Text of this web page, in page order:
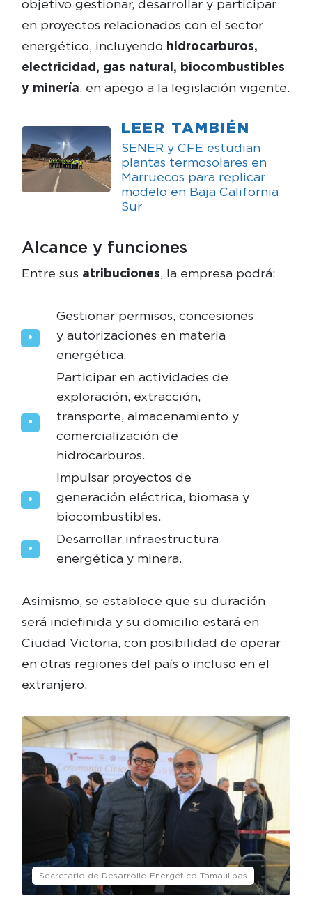
objetivo gestionar, desarrollar y participar
en proyectos relacionados con el sector
energético, incluyendo hidrocarburos,
electricidad, gas natural, biocombustibles
y minería, en apego a la legislación vigente.
LEER TAMBIÉN
SENER y CFE estudian
plantas termosolares en
Marruecos para replicar
modelo en Baja California
Sur
Alcance y funciones
Entre sus atribuciones, la empresa podrá:
Gestionar permisos, concesiones
y autorizaciones en materia
energética.
Participar en actividades de
exploración, extracción,
transporte, almacenamiento y
comercialización de
hidrocarburos.
Impulsar proyectos de
generación eléctrica, biomasa y
biocombustibles.
Desarrollar infraestructura
energética y minera.
Asimismo, se establece que su duración
será indefinida y su domicilio estará en
Ciudad Victoria, con posibilidad de operar
en otras regiones del país o incluso en el
extranjero.
Secretario de Desarrollo Energético Tamaulipas